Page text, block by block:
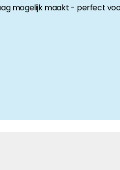
mogelijk maakt - perfect